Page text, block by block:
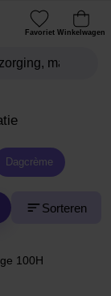
Favoriet Winkelwagen
Dagcrème
Sorteren
100H